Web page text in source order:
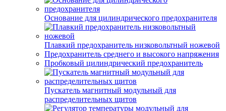
Основание для цилиндрического предохранителя
Плавкий предохранитель низковольтный ножевой
Предохранитель среднего и высокого напряжения
Пробковый цилиндрический предохранитель
Пускатель магнитный модульный для
распределительных щитов